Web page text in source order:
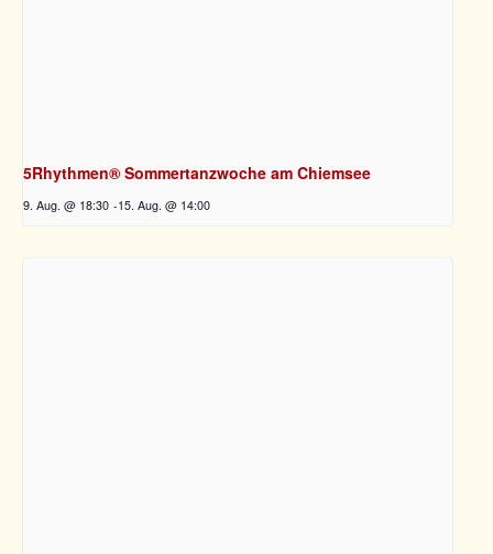
5Rhythmen® Sommertanzwoche am Chiemsee
9. Aug. @ 18:30 -15. Aug. @ 14:00